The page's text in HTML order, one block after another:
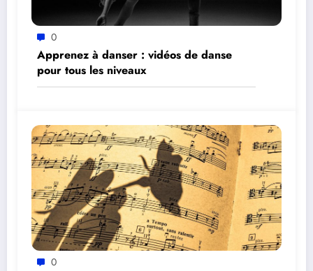
0
Apprenez à danser : vidéos de danse
pour tous les niveaux
0